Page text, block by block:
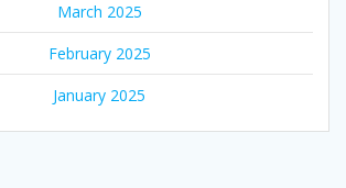
March 2025
February 2025
January 2025